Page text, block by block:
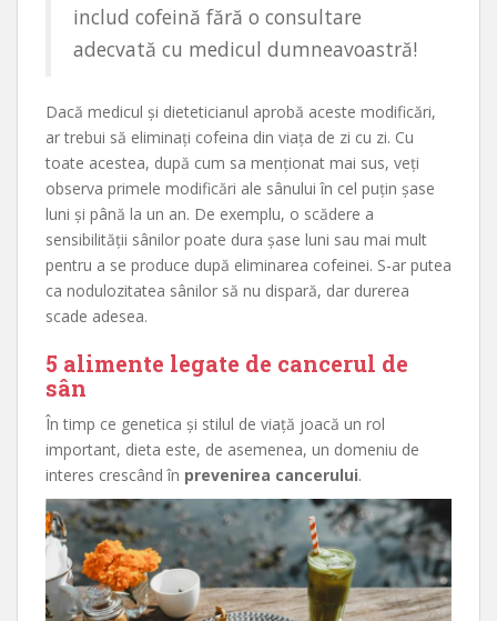
includ cofeină fără o consultare
adecvată cu medicul dumneavoastră!
Dacă medicul și dieteticianul aprobă aceste modificări,
ar trebui să eliminați cofeina din viața de zi cu zi. Cu
toate acestea, după cum sa menționat mai sus, veți
observa primele modificări ale sânului în cel puțin șase
luni și până la un an. De exemplu, o scădere a
sensibilității sânilor poate dura șase luni sau mai mult
pentru a se produce după eliminarea cofeinei. S-ar putea
ca nodulozitatea sânilor să nu dispară, dar durerea
scade adesea.
5 alimente legate de cancerul de
sân
În timp ce genetica și stilul de viață joacă un rol
important, dieta este, de asemenea, un domeniu de
interes crescând în prevenirea cancerului.